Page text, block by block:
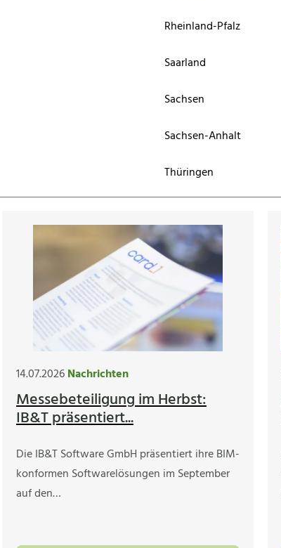
Rheinland-Pfalz
Saarland
Sachsen
Sachsen-Anhalt
Thüringen
14.07.2026Nachrichten
Messebeteiligung im Herbst:
IB&T präsentiert...
Die IB&T Software GmbH präsentiert ihre BIM-
konformen Softwarelösungen im September
auf den…